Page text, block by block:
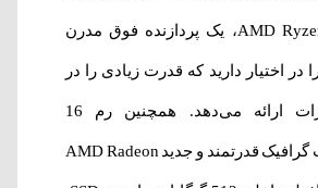
با AMD Ryzen 9 5980HX، یک پردازنده فوق مدرن
اختیار دارید که قدرت زیادی را در
پردازش دستورات ارائه می‌دهد. همچنین رم 16
گیگابایتی و کارت گرافیک قدرتمند و جدید AMD Radeon